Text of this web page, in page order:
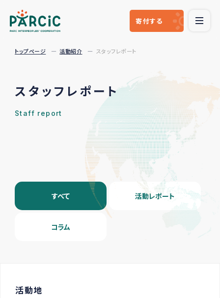
寄付する
トップページ 活動紹介 スタッフレポート
スタッフレポート
Staff report
すべて 活動レポート
コラム
活動地